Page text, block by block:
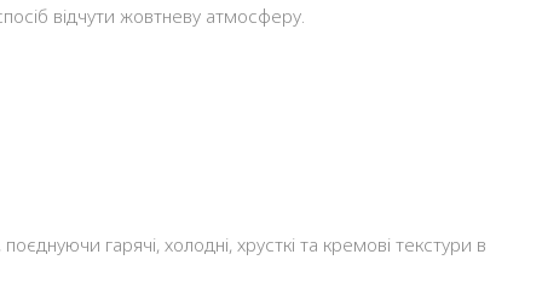
відчути жовтневу атмосферу.
гарячі, холодні, хрусткі та кремові текстури в